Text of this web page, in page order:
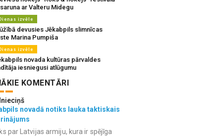
ar Valteru Midegu
izvēle
devusies Jēkabpils slimnīcas
Marina Pumpiša
izvēle
novada kultūras pārvaldes
iesniegusi atlūgumu
KOMENTĀRI
novadā notiks lauka taktiskais
par Latvijas armiju, kura ir spējīga